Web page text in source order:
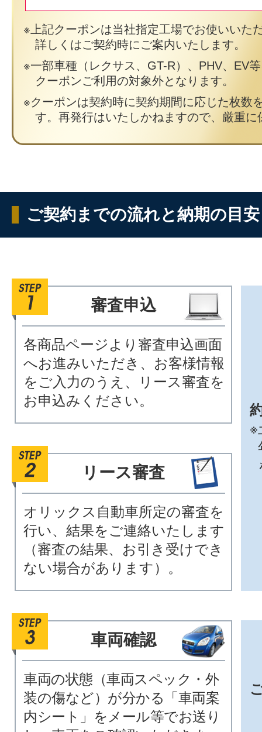
上記クーポンは当社指定工場でお使いいた
詳しくはご契約時にご案内いたします。
一部車種（レクサス、GT-R）、PHV、EV
クーポンご利用の対象外となります。
クーポンは契約時に契約期間に応じた枚数
す。再発行はいたしかねますので、厳重に
ご契約までの流れと納期の目安
審査申込
各商品ページより審査申込画面
へお進みいただき、お客様情報
をご入力のうえ、リース審査を
お申込みください。
リース審査
オリックス自動車所定の審査を
行い、結果をご連絡いたします
（審査の結果、お引き受けでき
ない場合があります）。
車両確認
車両の状態（車両スペック・外
装の傷など）が分かる「車両案
内シート」をメール等でお送り
※